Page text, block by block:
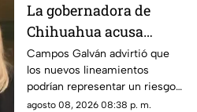
La gobernadora de
Chihuahua acusa
posible censura
impulsada desde el
Gobierno Federal
Campos Galván advirtió que
los nuevos lineamientos
podrían representar un riesgo
para la libertad de expresión
agosto 08, 2026 08:38 p. m.